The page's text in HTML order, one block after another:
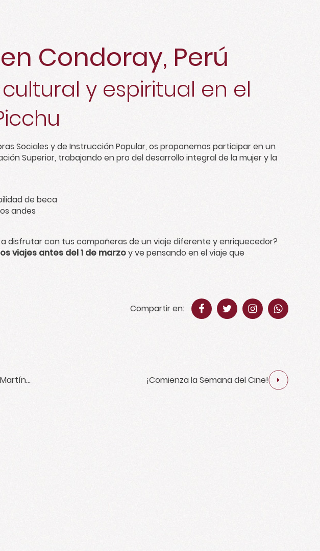
Condoray, Perú
y espiritual en el
Sociales y de Instrucción Popular, os proponemos participar en un
Superior, trabajando en pro del desarrollo integral de la mujer y la
de beca
andes
disfrutar con tus compañeras de un viaje diferente y enriquecedor?
viajes antes del 1 de marzoy ve pensando en el viaje que
Compartir en:
¡Comienza la Semana del Cine!